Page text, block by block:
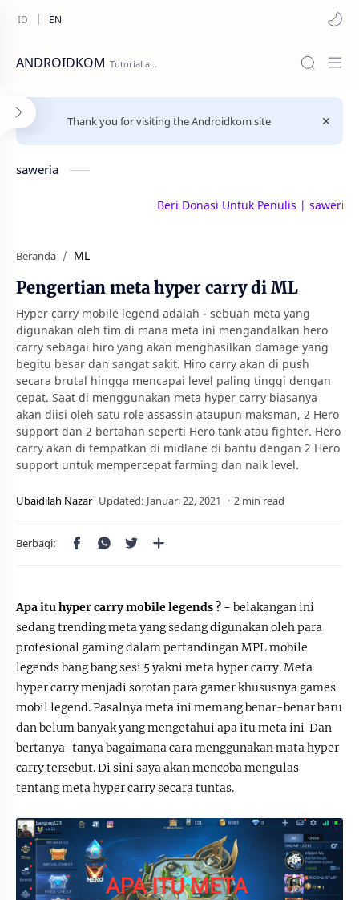
ANDROIDKOM
Thank you for visiting the Androidkom site
saweria
Beri Donasi Untuk Penulis |
Beranda ML
Pengertian meta hyper carry di ML
Hyper carry mobile legend adalah - sebuah meta yang
digunakan oleh tim di mana meta ini mengandalkan hero
carry sebagai hiro yang akan menghasilkan damage yang
begitu besar dan sangat sakit. Hiro carry akan di push
secara brutal hingga mencapai level paling tinggi dengan
cepat. Saat di menggunakan meta hyper carry biasanya
akan diisi oleh satu role assassin ataupun maksman, 2 Hero
support dan 2 bertahan seperti Hero tank atau fighter. Hero
carry akan di tempatkan di midlane di bantu dengan 2 Hero
support untuk mempercepat farming dan naik level.
2 min read
Apa itu hyper carry mobile legends ? - belakangan ini
sedang trending meta yang sedang digunakan oleh para
profesional gaming dalam pertandingan MPL mobile
legends bang bang sesi 5 yakni meta hyper carry. Meta
hyper carry menjadi sorotan para gamer khususnya games
mobil legend. Pasalnya meta ini memang benar-benar baru
dan belum banyak yang mengetahui apa itu meta ini Dan
bertanya-tanya bagaimana cara menggunakan mata hyper
carry tersebut. Di sini saya akan mencoba mengulas
tentang meta hyper carry secara tuntas.